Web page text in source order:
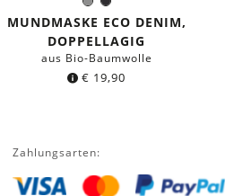
GrauSchwarz
Farbe:
MUNDMASKE ECO DENIM,
DOPPELLAGIG
aus Bio-Baumwolle
€ 19,90
Zahlungsarten: